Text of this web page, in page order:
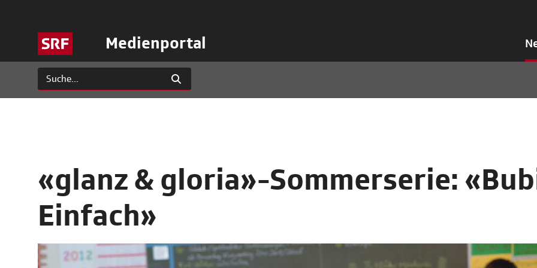
Medienportal
«glanz & gloria»-Sommerserie:
Einfach»